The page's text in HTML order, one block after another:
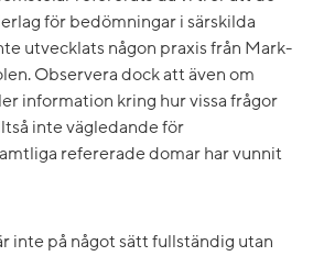
för bedömningar i särskilda
utvecklats någon praxis från Mark-
Observera dock att även om
information kring hur vissa frågor
inte vägledande för
refererade domar har vunnit
inte på något sätt fullständig utan